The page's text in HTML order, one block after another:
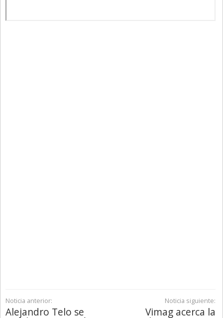
Noticia anterior:
Alejandro Telo se
Noticia siguiente:
Vimag acerca la